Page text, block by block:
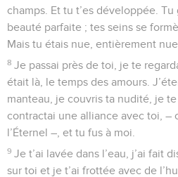
champs. Et tu t’es développée.
beauté parfaite ; tes seins se
Mais tu étais nue, entièrement nue.
8 Je passai près de toi, je te
était là, le temps des amours.
manteau, je couvris ta nudité, je
contractai une alliance avec toi, –
l’Éternel –, et tu fus à moi.
9 Je t’ai lavée dans l’eau, j’ai fait
sur toi et je t’ai frottée avec de